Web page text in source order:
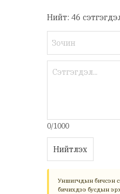
Нийт: 46
0/1000
Нийтлэх
Уншигчдын бичсэн
бичихдээ бусдын